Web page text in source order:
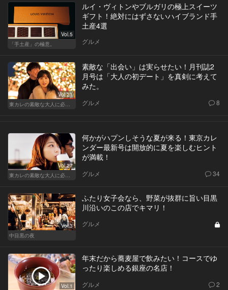
Vol.5
「手土産」の極意。
ルイ・ヴィトンやブルガリの極上スイーツ
ギフト！絶対にはずさないハイブランド手
土産4選
グルメ
Vol.21
東カレの素敵な大人に必要なこと
素敵な「出会い」は実らせたい！月刊誌2
月号は「大人の初デート」を真剣に考えて
みた。
グルメ 8
Vol.27
東カレの素敵な大人に必要なこと
何かがハプンしそうな夏が来る！東京カレ
ンダー最新号は開放的に夏を楽しむヒント
が満載！
グルメ 34
Vol.3
中目黒の夜
ふたり女子会なら、野菜が抜群に旨い目黒
川沿いのこの店でキマリ！
グルメ
Vol.1
年末だから蕎麦屋で飲みたい！コースでゆ
ったり楽しめる銀座の名店！
グルメ 2